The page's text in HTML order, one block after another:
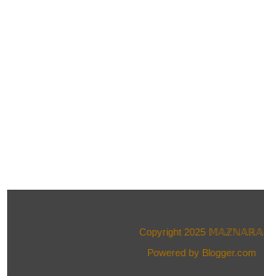
Copyright 2025 𝕄𝔸ℤℕ𝔸ℝ𝔸
Powered by Blogger.com